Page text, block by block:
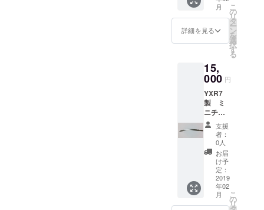
あれば
事前に
連絡願
品にも
付属す
る事が
ありま
すが、
これは
24枚の
内にカ
ウント
されま
せん。
A4サイ
ズのチ
ラシか
名刺
の軸を
加工し
て作っ
たミニ
チュア
です。
表面磨
きされ
ており
ます。
刃が付
いてい
ますの
で取り
扱いに
ご注意
下さ
い。
月
詳細を見る
こ
の
リ
タ
ー
ン
を
選
択
す
る
15,
000 円
YXR7
製 ミ
ニチュ
ア大太
刀
YXR7(
日立金
属が作
成した
オリジ
ナルの
合金工
具鋼)を
支援
者：
0人
お届
け予
定：
2019
年02
月
こ
の
リ